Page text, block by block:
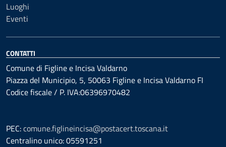
Luoghi
Eventi
CONTATTI
Comune di Figline e Incisa Valdarno
Piazza del Municipio, 5, 50063 Figline e Incisa Valdarno FI
Codice fiscale / P. IVA:06396970482
PEC:comune.figlineincisa@postacert.toscana.it
Centralino unico: 05591251